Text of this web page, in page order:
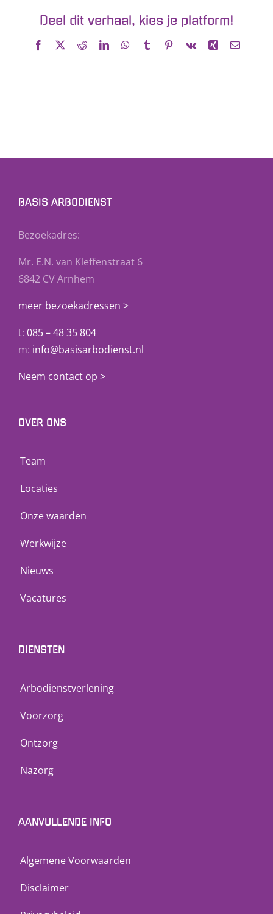
Deel dit verhaal, kies je platform!
Facebook
X RedditLinkedInWhatsApp
TumblrPinterest
Vk Xing E-
BASIS ARBODIENST
Bezoekadres:
Mr. E.N. van Kleffenstraat 6
6842 CV Arnhem
meer bezoekadressen >
t: 085 – 48 35 804
m: info@basisarbodienst.nl
Neem contact op >
OVER ONS
Team
Locaties
Onze waarden
Werkwijze
Nieuws
Vacatures
DIENSTEN
Arbodienstverlening
Voorzorg
Ontzorg
Nazorg
AANVULLENDE INFO
Algemene Voorwaarden
Disclaimer